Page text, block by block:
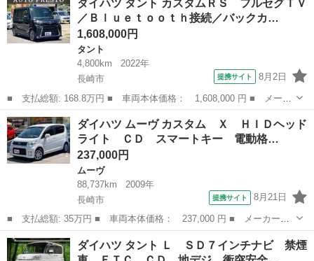
Ｘ ＳＡＩＩ 電動スライドドア ７インナビ バックカメラ 衝突
被害軽減システ...
ダイハツ タント カスタムＲＳ フルセグＴＶ
／Ｂｌｕｅｔｏｏｔｈ接続／バックカ…
1,608,000円
タント
4,800km
2022年
長崎市
提携サイト 8月2日
■ 支払総額: 168.8万円 ■ 車両本体価格： 1,608,000 円 ■ メーカ
ー名： ダイハツ ■ 車種名： タント ■ グレード名： カスタム
ＲＳ フルセグＴＶ／Ｂｌｕｅｔｏｏｔｈ接続／バックカメラ／全周
囲カメラ...
長崎 長崎市 タント
ダイハツ ムーヴ カスタム Ｘ ＨＩＤヘッド
ライト ＣＤ スマートキー 電動格…
237,000円
ムーヴ
88,737km
2009年
長崎市
提携サイト 8月21日
■ 支払総額: 35万円 ■ 車両本体価格： 237,000 円 ■ メーカー
名： ダイハツ ■ 車種名： ムーヴ ■ グレード名： カスタム
Ｘ ＨＩＤヘッドライト ＣＤ スマートキー 電動格納ミラー ベ
長崎 長崎市 ムーヴ
ダイハツ タント Ｌ ＳＤ７インチナビ 禁煙